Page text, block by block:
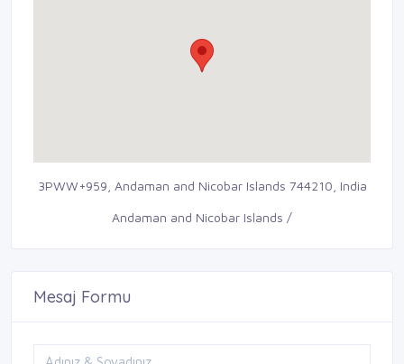
3PWW+959, Andaman and Nicobar Islands 744210, India
Andaman and Nicobar Islands /
Mesaj Formu